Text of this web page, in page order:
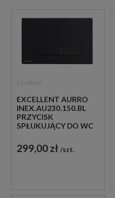
EXCELLENT AURRO
INEX.AU230.150.BL
PRZYCISK
SPŁUKUJĄCY DO WC
299,00 zł szt.